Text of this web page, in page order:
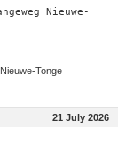
Nieuwe-
Tonge
21 July 2026